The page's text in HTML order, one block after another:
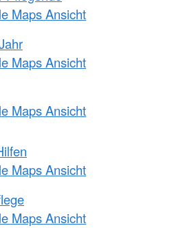
Maps Ansicht
Maps Ansicht
Maps Ansicht
Maps Ansicht
Maps Ansicht